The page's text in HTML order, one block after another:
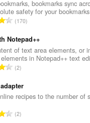
bookmarks sync
safety for your bookmarks
J
m
l
a
h
o
t
a
170
Notepad++
of text area elements, or
in Notepad++ text
J
m
l
h
2
recipes to the number of
J2